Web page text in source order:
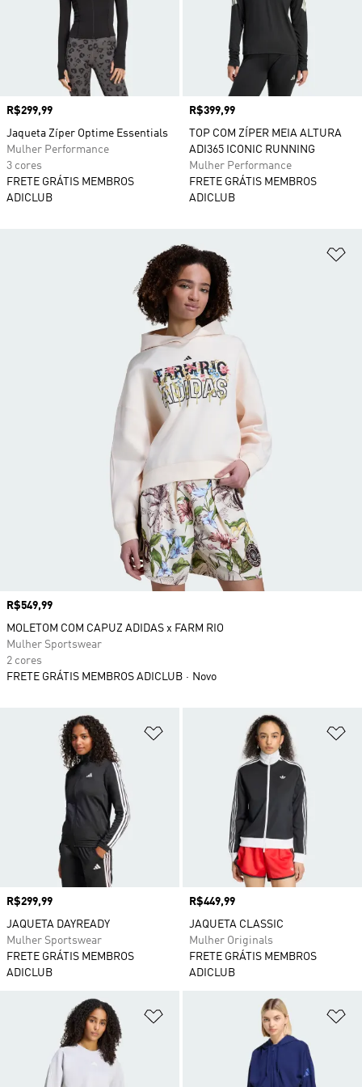
Preço
R$299,99
Jaqueta Zíper Optime Essentials
Mulher Performance
3 cores
FRETE GRÁTIS MEMBROS
ADICLUB
Preço
R$399,99
TOP COM ZÍPER MEIA ALTURA
ADI365 ICONIC RUNNING
Mulher Performance
FRETE GRÁTIS MEMBROS
ADICLUB
Adicionar à Lista de Desejos
Preço
R$299,99
JAQUETA DAYREADY
Mulher Sportswear
FRETE GRÁTIS MEMBROS
ADICLUB
Preço
R$449,99
JAQUETA CLASSIC
Mulher Originals
FRETE GRÁTIS MEMBROS
ADICLUB
Adicionar à Lista de Desejos
Preço
R$549,99
MOLETOM COM CAPUZ ADIDAS x FARM RIO
Mulher Sportswear
2 cores
FRETE GRÁTIS MEMBROS ADICLUB
Novo